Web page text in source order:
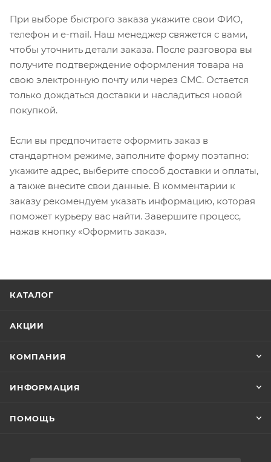
При выборе быстрого заказа укажите свои ФИО,
телефон и e-mail. Наш менеджер свяжется с вами,
чтобы уточнить детали заказа. После разговора вы
получите подтверждение оформления товара на
свою электронную почту или через СМС. Остается
только дождаться доставки и насладиться новой
покупкой.
Если вы предпочитаете оформить заказ в
стандартном режиме, заполните форму поэтапно:
укажите адрес, выберите способ доставки и оплаты,
а также внесите свои данные. В комментарии к
заказу рекомендуем указать информацию, которая
поможет курьеру вас найти. Завершите процесс,
нажав кнопку «Оформить заказ».
КАТАЛОГ
АКЦИИ
КОМПАНИЯ
ИНФОРМАЦИЯ
ПОМОЩЬ